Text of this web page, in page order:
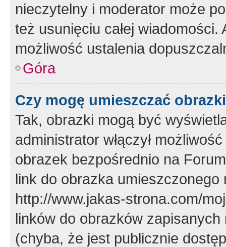
nieczytelny i moderator może
też usunięciu całej
możliwość ustalenia
Góra
Czy mogę umieszczać
Tak, obrazki mogą być
administrator włączył
obrazek bezpośrednio na
link do obrazka
http://www.jakas-strona.com/
linków do obrazków
(chyba, że jest publicznie